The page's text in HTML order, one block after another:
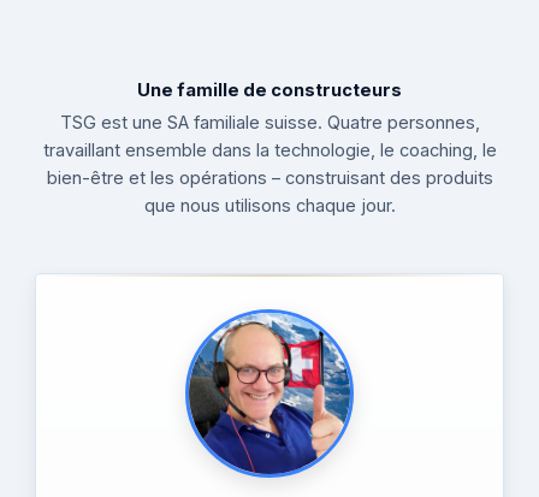
Une famille de constructeurs
TSG est une SA familiale suisse. Quatre personnes,
travaillant ensemble dans la technologie, le coaching, le
bien-être et les opérations – construisant des produits
que nous utilisons chaque jour.